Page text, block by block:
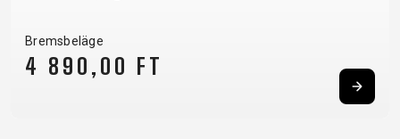
Bremsbeläge
4 890,00 FT